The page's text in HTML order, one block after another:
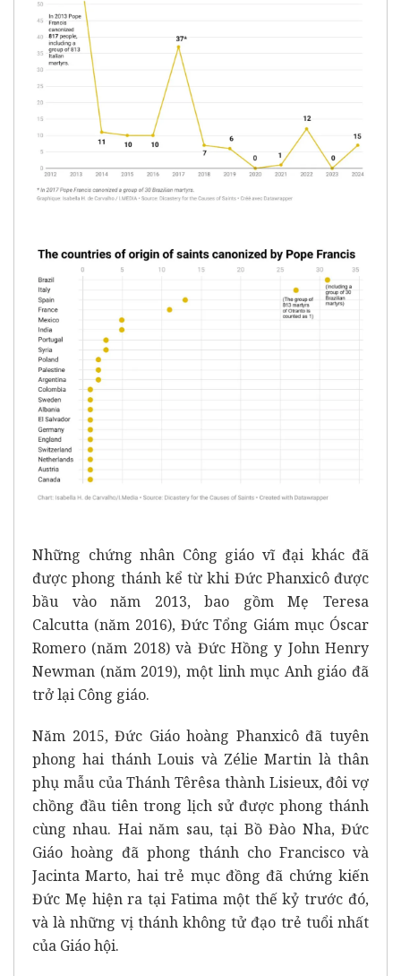
Những chứng nhân Công giáo vĩ đại khác đã
được phong thánh kể từ khi Đức Phanxicô được
bầu vào năm 2013, bao gồmMẹ Teresa
Calcutta (năm 2016), Đức Tổng Giám mục Óscar
Romero (năm 2018) và Đức Hồng y John Henry
Newman (năm 2019), một linh mục Anh giáo đã
trở lại Công giáo.
Năm 2015, Đức Giáo hoàng Phanxicô đã tuyên
phong hai thánhLouis và Zélie Martin là thân
phụ mẫu của Thánh Têrêsa thành Lisieux, đôi vợ
chồng đầu tiên trong lịch sử được phong thánh
cùng nhau. Hai năm sau, tại Bồ Đào Nha, Đức
Giáo hoàng đã phong thánh cho Francisco và
Jacinta Marto, hai trẻ mục đồng đã chứng kiến
Đức Mẹ hiện ra tại Fatima một thế kỷ trước đó,
và là những vị thánh không tử đạo trẻ tuổi nhất
của Giáo hội.